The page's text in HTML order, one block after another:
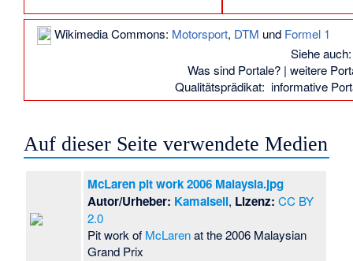
Wikimedia Commons: Motorsport, DTM und Formel 1
Siehe
Was sind Portale?| weitere
Qualitätsprädikat: informative
Auf dieser Seite verwendete Medien
McLaren pit work 2006 Malaysia.jpg
Autor/Urheber: Kamalsell, Lizenz: CC BY
2.0
Pit work of McLarenat the 2006 Malaysian
Grand Prix